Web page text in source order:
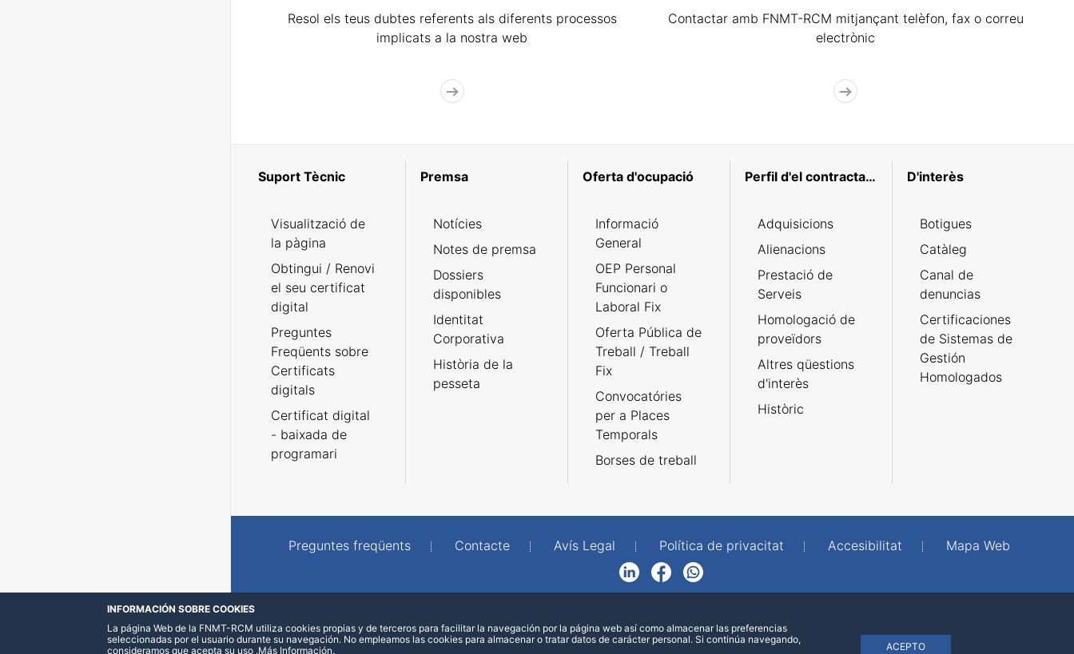
Resol els teus dubtes referents als diferents processos
implicats a la nostra web
Contactar amb FNMT-RCM mitjançant telèfon, fax o correu
electrònic
Suport Tècnic
Visualització de
la pàgina
Obtingui / Renovi
el seu certificat
digital
Preguntes
Freqüents sobre
Certificats
digitals
Certificat digital
- baixada de
programari
Premsa
Notícies
Notes de premsa
Dossiers
disponibles
Identitat
Corporativa
Història de la
pesseta
Oferta d'ocupació
Informació
General
OEP Personal
Funcionari o
Laboral Fix
Oferta Pública de
Treball / Treball
Fix
Convocatóries
per a Places
Temporals
Borses de treball
Perfil d'el contractant
Adquisicions
Alienacions
Prestació de
Serveis
Homologació de
proveïdors
Altres qüestions
d'interès
Històric
D'interès
Botigues
Catàleg
Canal de
denuncias
Certificaciones
de Sistemas de
Gestión
Homologados
Preguntes freqüents Contacte Avís Legal Política de privacitat Accesibilitat
Mapa Web
FacebookWhatsApp
INFORMACIÓN SOBRE COOKIES
La página Web de la FNMT-RCM utiliza cookies propias y de terceros para facilitar la navegación por la página web así como almacenar las preferencias
seleccionadas por el usuario durante su navegación. No empleamos las cookies para almacenar o tratar datos de carácter personal. Si continúa navegando,
consideramos que acepta su uso
ACEPTO
.Más Información.